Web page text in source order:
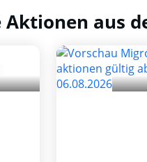
Aktionen aus